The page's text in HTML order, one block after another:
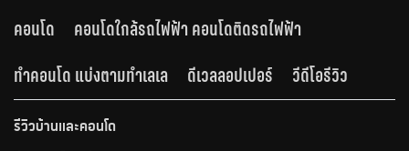
คอนโด
คอนโดใกล้รถไฟฟ้า คอนโดติดรถไฟฟ้า
ทำคอนโด แบ่งตามทำเลเล
ดีเวลลอปเปอร์ วีดีโอรีวิว
รีวิวบ้านและคอนโด